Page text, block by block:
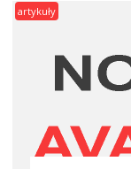
artykuły